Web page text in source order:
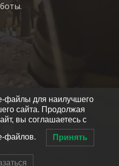
Москва, 109044
файлы для наилучшего
сайта. Продолжая
вы соглашаетесь с
файлов. Принять